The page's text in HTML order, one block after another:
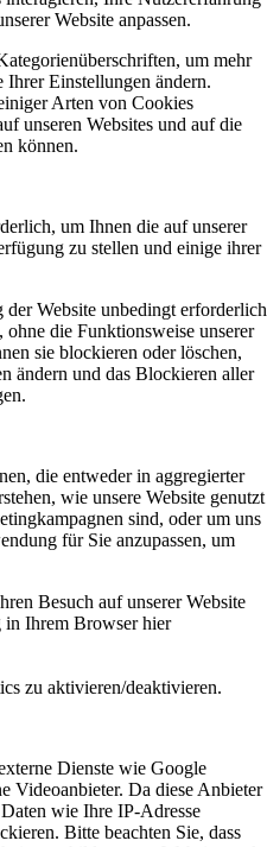
Website anpassen.
um mehr
Ihrer Einstellungen ändern.
Arten von Cookies
unseren Websites und auf die
können.
um Ihnen die auf unserer
zu stellen und einige ihrer
Website unbedingt erforderlich
die Funktionsweise unserer
sie blockieren oder löschen,
ändern und das Blockieren aller
die entweder in aggregierter
wie unsere Website genutzt
sind, oder um uns
für Sie anzupassen, um
Besuch auf unserer Website
in Ihrem Browser hier
zu aktivieren/deaktivieren.
Dienste wie Google
Videoanbieter. Da diese Anbieter
wie Ihre IP-Adresse
Bitte beachten Sie, dass